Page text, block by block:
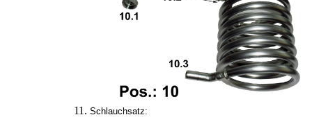
Schlauchsatz: